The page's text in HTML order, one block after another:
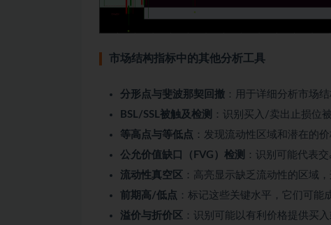
市场结构指标中的其他分析工具
分形点与斐波那契回撤 ：用于详细分析市场
BSL/SSL被触及检测
：识别买入/卖出止损位
等高点与等低点 ：发现流动性区域和潜在的价
公允价值缺口（FVG）检测
：识别可能代表
流动性真空区 ：高亮显示缺乏流动性的区域
前期高/低点 ：标记这些关键水平，它们可能
溢价与折价区 ：识别可能以有利价格提供买